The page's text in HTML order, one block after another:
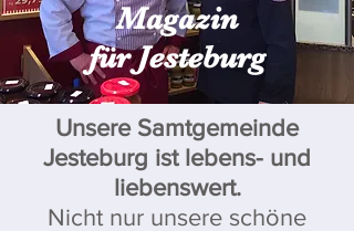
Magazin
für Jesteburg
Unsere Samtgemeinde
Jesteburg ist lebens- und
liebenswert.
Nicht nur unsere schöne